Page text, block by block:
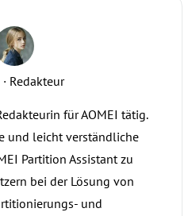
· Redakteur
für AOMEI tätig.
und leicht verständliche
Partition Assistant zu
bei der Lösung von
und